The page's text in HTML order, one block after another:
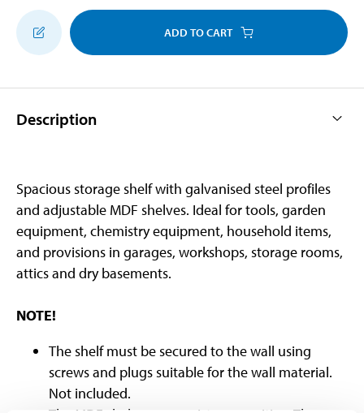
ADD TO CART
Description
Spacious storage shelf with galvanised steel profiles
and adjustable MDF shelves. Ideal for tools, garden
equipment, chemistry equipment, household items,
and provisions in garages, workshops, storage rooms,
attics and dry basements.
NOTE!
The shelf must be secured to the wall using
screws and plugs suitable for the wall material.
Not included.